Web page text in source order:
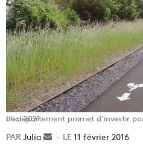
Le département promet d’investir pour 500 km de pistes cyclables d’ici 2021
Julia
Envoyer11 février 2016